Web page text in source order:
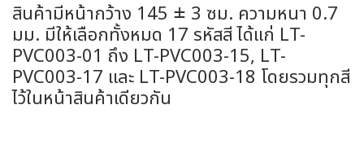
สินค้ามีหน้ากว้าง 145 ± 3 ซม. ความหนา 0.7
มม. มีให้เลือกทั้งหมด 17 รหัสสี ได้แก่ LT-
PVC003-01 ถึง LT-PVC003-15, LT-
PVC003-17 และ LT-PVC003-18 โดยรวมทุกสี
ไว้ในหน้าสินค้าเดียวกัน